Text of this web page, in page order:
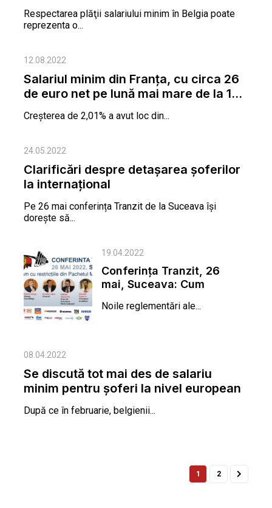
Respectarea plăţii salariului minim în Belgia poate
reprezenta o...
12.08.2022
Salariul minim din Franța, cu circa 26
de euro net pe lună mai mare de la 1...
Creșterea de 2,01% a avut loc din...
24.05.2022
Clarificări despre detașarea șoferilor
la internațional
Pe 26 mai conferința Tranzit de la Suceava își
dorește să...
19.04.2022
Conferința Tranzit, 26
mai, Suceava: Cum
Noile reglementări ale...
08.04.2022
Se discută tot mai des de salariu
minim pentru șoferi la nivel european
După ce în februarie, belgienii...
1 2